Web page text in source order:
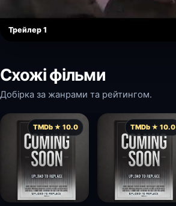
Трейлер 1
Схожі фільми
Добірка за жанрами та рейтингом.
TMDb ★ 10.0 TMDb ★ 10.0